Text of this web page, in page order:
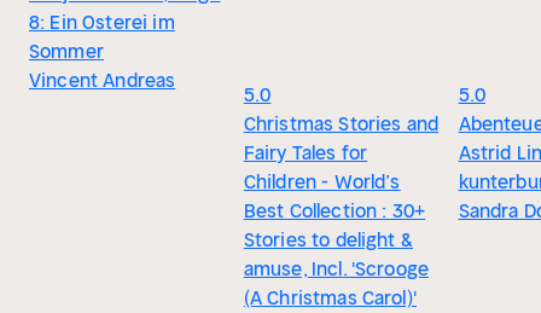
8: Ein Osterei im
Sommer
Vincent Andreas
5.0
Christmas Stories and
Fairy Tales for
Children - World’s
Best Collection : 30+
Stories to delight &
amuse, Incl. 'Scrooge
(A Christmas Carol)'
5.0
Astrid
Sandra